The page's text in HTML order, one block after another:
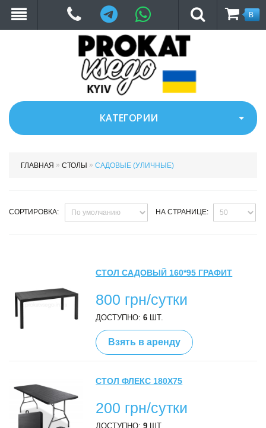
Telegram
В
КАТЕГОРИИ
ГЛАВНАЯ » СТОЛЫ » САДОВЫЕ (УЛИЧНЫЕ)
СОРТИРОВКА: НА СТРАНИЦЕ:
СТОЛ САДОВЫЙ 160*95 ГРАФИТ
800 грн/сутки
ДОСТУПНО:6 ШТ.
Взять в аренду
СТОЛ ФЛЕКС 180Х75
200 грн/сутки
ДОСТУПНО:9 ШТ.